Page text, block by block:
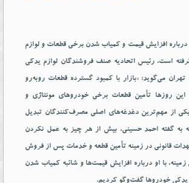
درباره افزایش قیمت و کمیاب شدن برخی قطعات و لوازم
است، رئیس اتحادیه صنف فروشندگان لوازم یدکی
می‌گوید: «بازار با کمبود گسترده قطعات روبه‌رو
این روزها تأمین قطعات برخی خودروهای مونتاژی و
از مهم‌ترین دغدغه‌های اصلی مصرف‌کنندگان تبدیل
گفته احمد حسینی، بیش از هر چیز به عمل نکردن
قانونی در زمینه تأمین قطعه و خدمات پس از فروش
با او درباره افزایش قیمت‌ها و شائبه کمیاب شدن
خودروها گفت‌وگو کردیم.